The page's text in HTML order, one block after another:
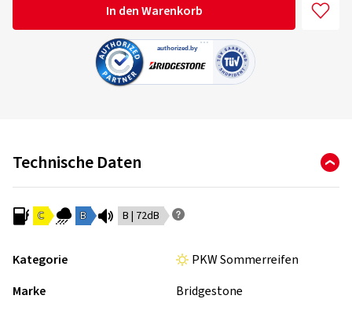
In den Warenkorb
Technische Daten
C B B | 72dB
Kategorie
PKW Sommerreifen
Marke
Bridgestone